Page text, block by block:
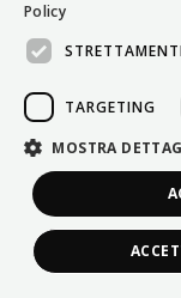
Policy
TARGETING
MOSTRA